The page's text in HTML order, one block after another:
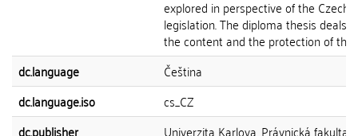
explored in perspective of the Czech
legislation. The diploma thesis deals
the content and the protection of the...
dc.language
Čeština
dc.language.iso
cs_CZ
dc.publisher
Univerzita Karlova, Právnická fakulta